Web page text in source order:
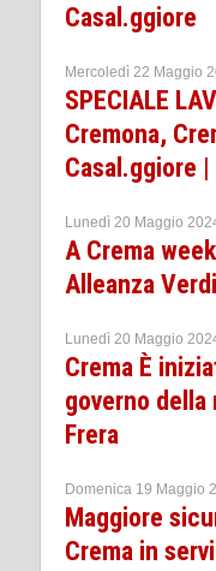
Casal.ggiore
Mercoledì 22 Maggio
SPECIALE
Cremona,
Casal.ggiore
Lunedì 20 Maggio
A Crema
Alleanza
Lunedì 20 Maggio
Crema È
governo della
Frera
Domenica 19 Maggio
Maggiore
Crema in